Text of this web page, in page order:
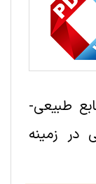
طبيعی-
در زمینه